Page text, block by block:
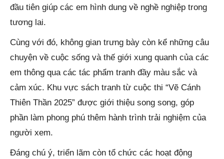
đầu tiên giúp các em hình dung về nghề nghiệp trong
tương lai.
Cùng với đó, không gian trưng bày còn kể những câu
chuyện về cuộc sống và thế giới xung quanh của các
em thông qua các tác phẩm tranh đầy màu sắc và
cảm xúc. Khu vực sách tranh từ cuộc thi “Vẽ Cánh
Thiên Thần 2025” được giới thiệu song song, góp
phần làm phong phú thêm hành trình trải nghiệm của
người xem.
Đáng chú ý, triển lãm còn tổ chức các hoạt động